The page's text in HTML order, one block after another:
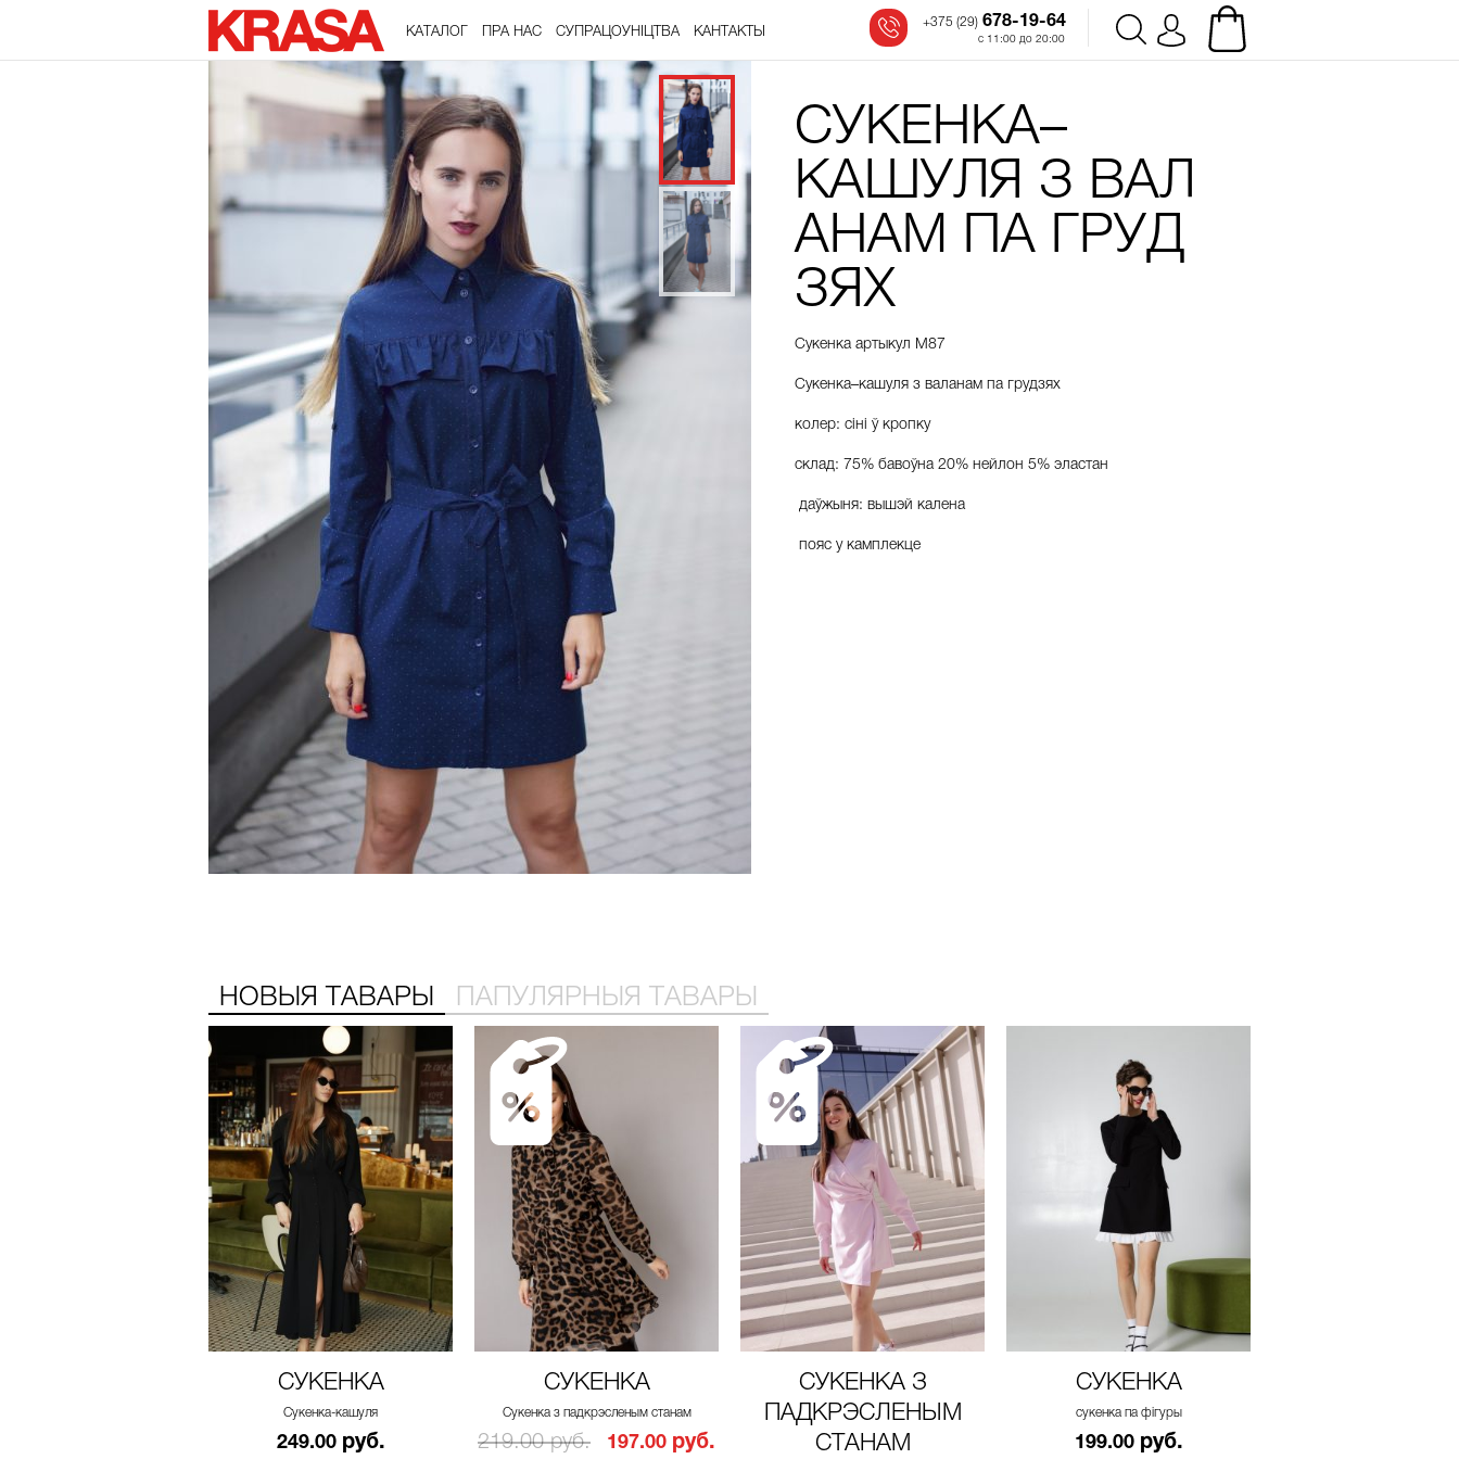
КАТАЛОГ ПРА НАС СУПРАЦОЎНІЦТВА КАНТАКТЫ
+375 (29) 678-19-64‬
с 11:00 до 20:00
СУКЕНКА–
КАШУЛЯ З ВАЛ
АНАМ ПА ГРУД
ЗЯХ
Сукенка артыкул М87
Сукенка–кашуля з валанам па грудзях
колер: сіні ў кропку
склад: 75% бавоўна 20% нейлон 5% эластан
даўжыня: вышэй калена
пояс у камплекце
НОВЫЯ ТАВАРЫ ПАПУЛЯРНЫЯ ТАВАРЫ
СУКЕНКА
Сукенка-кашуля
249.00 руб.
СУКЕНКА
Сукенка з падкрэсленым станам
219.00 руб. 197.00 руб.
СУКЕНКА З
ПАДКРЭСЛЕНЫМ
СТАНАМ
СУКЕНКА
сукенка па фігуры
199.00 руб.